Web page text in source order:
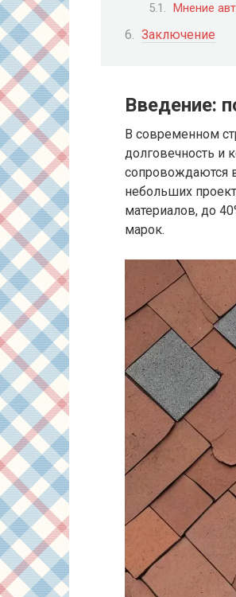
Мнение
Заключение
Введение:
В современном
долговечность и
сопровождаются
небольших
материалов, до
марок.